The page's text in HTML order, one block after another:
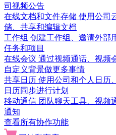
司视频公告
在线文档和文件存储 使用公司
储、共享和编辑文档
工作组 创建工作组、邀请外部
任务和项目
在线会议 通过视频通话、视频
自定义背景做更多事情
共享日历 使用公司和个人日历
日历同步进行计划
移动通信 团队聊天工具、视频
通知
查看所有协作功能